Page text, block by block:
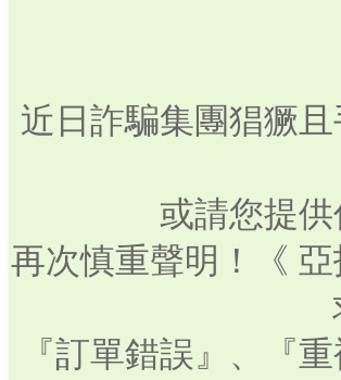
近日詐騙集團猖獗
或請您提
再次慎重聲明！《
『訂單錯誤』、『